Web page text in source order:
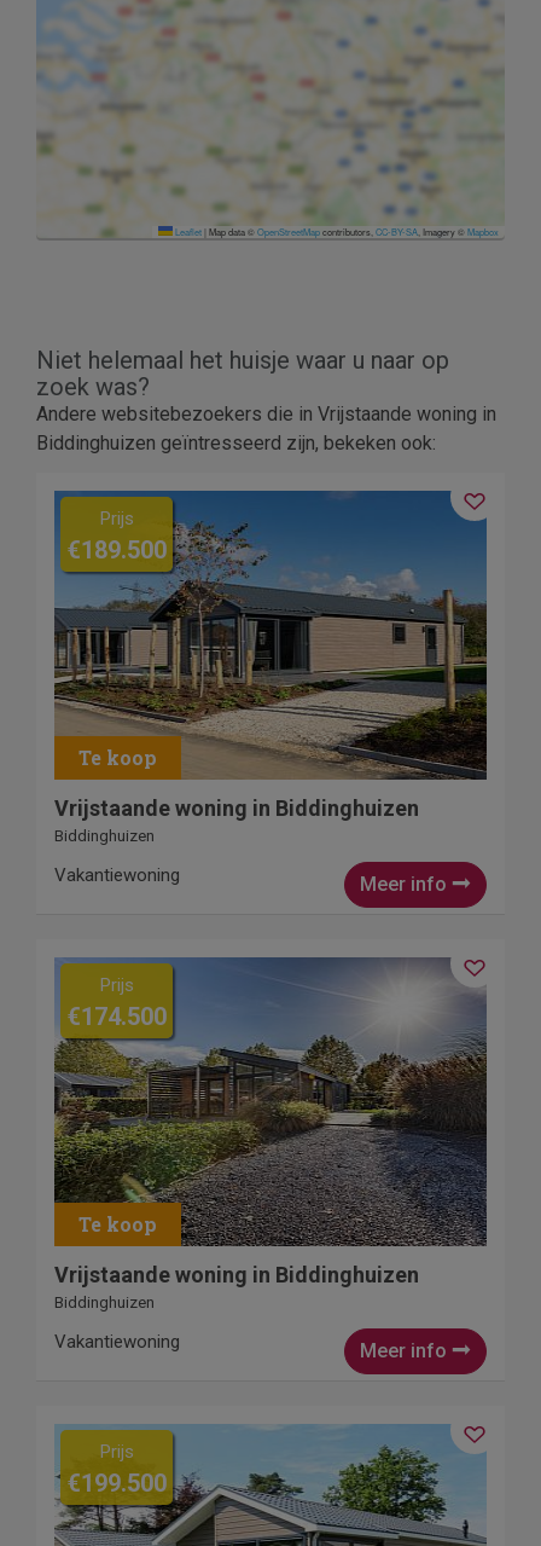
Leaflet|Map data ©OpenStreetMapcontributors,CC-BY-SA, Imagery ©Mapbox
Niet helemaal het huisje waar u naar op
zoek was?
Andere websitebezoekers die in Vrijstaande woning in
Biddinghuizen geïntresseerd zijn, bekeken ook:
Prijs
€189.500
Vrijstaande woning in Biddinghuizen
Biddinghuizen
Meer info
Vakantiewoning
Prijs
€174.500
Vrijstaande woning in Biddinghuizen
Biddinghuizen
Meer info
Vakantiewoning
Prijs
€199.500